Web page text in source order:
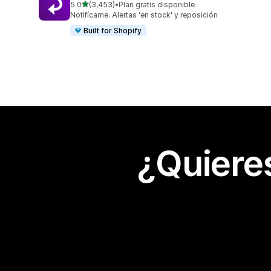
5.0de 5 estrellas
(3,453)
3453 reseñas en total
•Plan gratis disponible
Notifícame. Alertas 'en stock' y reposición
Built for Shopify